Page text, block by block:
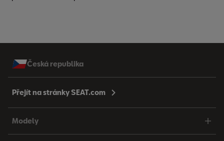
Česká republika
Přejít na stránky SEAT.com
Modely